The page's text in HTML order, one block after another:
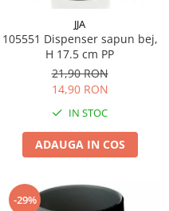
JJA
105551 Dispenser sapun bej,
H 17.5 cm PP
21,90 RON
14,90 RON
IN STOC
ADAUGA IN COS
-29%